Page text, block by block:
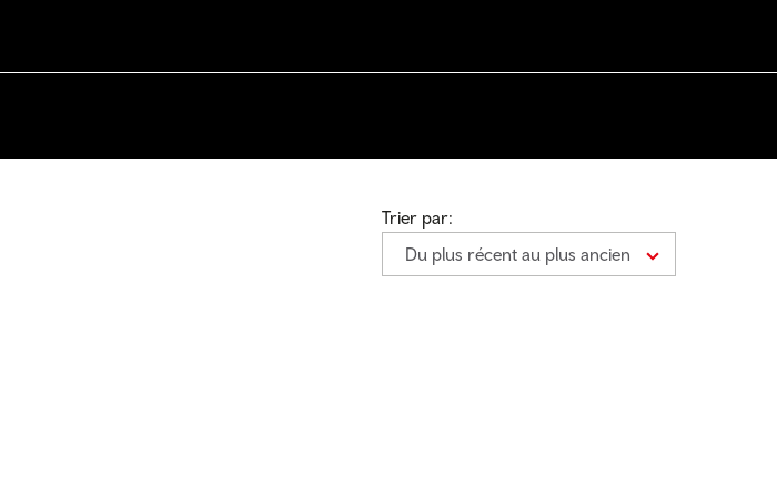
Trier par:
Du plus récent au plus ancien